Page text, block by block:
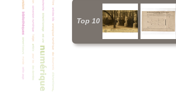
Top 10